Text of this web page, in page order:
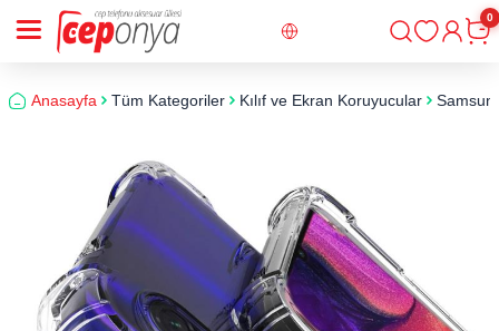
Giriş
0
Anasayfa Tüm Kategoriler Kılıf ve Ekran Koruyucular